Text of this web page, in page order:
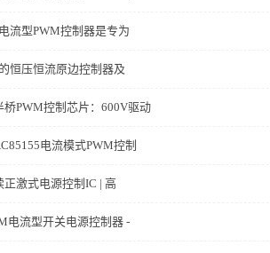
流型PWM控制器是专为
恒压恒流原边控制器及
桥PWM控制芯片：600V驱动
电流模式PWM控制
正激式电源控制IC | 高
电流型开关电源控制器 -